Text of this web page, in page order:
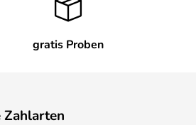
gratis Proben
Zahlarten